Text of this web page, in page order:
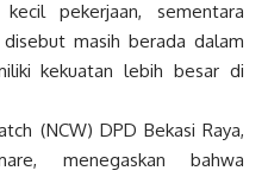
pekerjaan, sementara
masih berada dalam
kekuatan lebih besar di
(NCW) DPD Bekasi Raya,
menegaskan bahwa